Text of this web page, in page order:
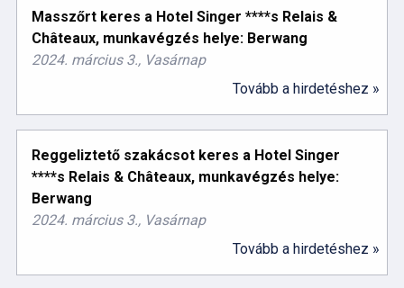
Masszőrt keres a Hotel Singer ****s Relais &
Châteaux, munkavégzés helye: Berwang
2024. március 3., Vasárnap
Tovább a hirdetéshez »
Reggeliztető szakácsot keres a Hotel Singer
****s Relais & Châteaux, munkavégzés helye:
Berwang
2024. március 3., Vasárnap
Tovább a hirdetéshez »